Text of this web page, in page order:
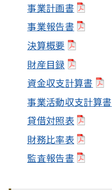
事業計画書
事業報告書
決算概要
財産目録
資金収支計算書
事業活動収支計算書
貸借対照表
財務比率表
監査報告書